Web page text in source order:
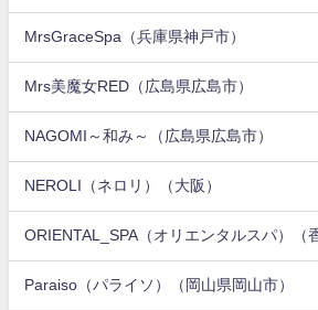
MrsGraceSpa（兵庫県神戸市）
Mrs美魔女RED（広島県広島市）
NAGOMI～和み～（広島県広島市）
NEROLI（ネロリ）（大阪）
ORIENTAL_SPA（オリエンタルスパ）（
Paraiso（パライソ）（岡山県岡山市）